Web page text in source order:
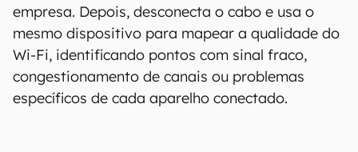
empresa. Depois, desconecta o cabo e usa o
mesmo dispositivo para mapear a qualidade do
Wi-Fi, identificando pontos com sinal fraco,
congestionamento de canais ou problemas
específicos de cada aparelho conectado.